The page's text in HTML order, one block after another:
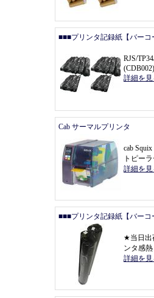
■■■プリンタ記録紙【バー
RJS/
(CDB002)
詳細を
Cab サーマルプリンタ
cab
トピー
詳細を
■■■プリンタ記録紙【バー
★当日
ンタ感
詳細を